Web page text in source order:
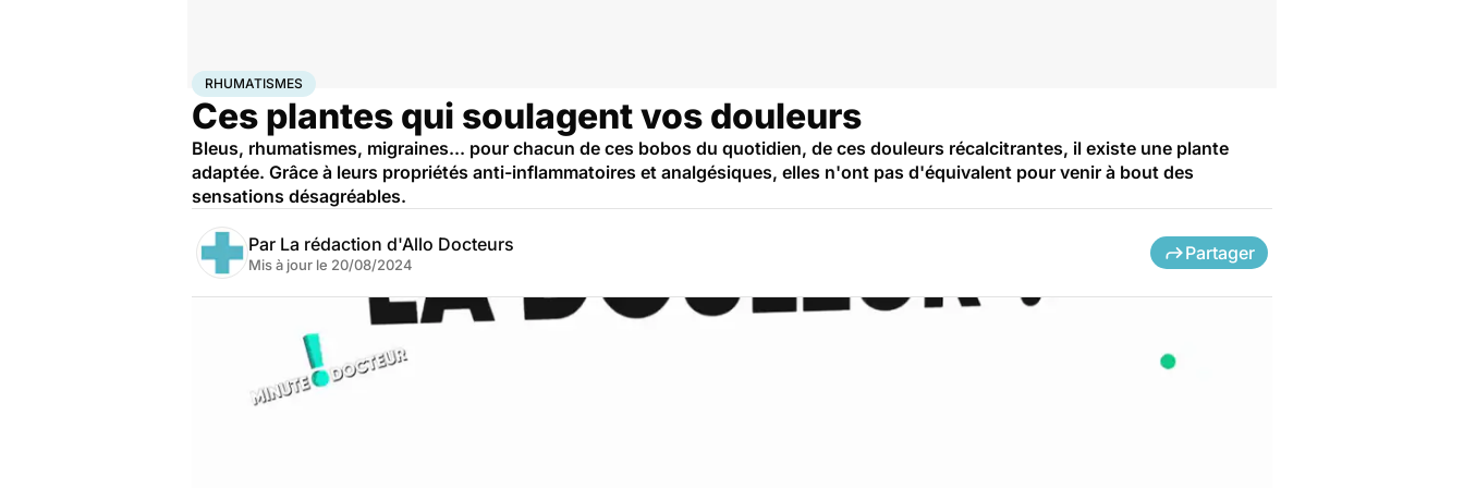
AccueilSantéRhumatismes
RHUMATISMES
Ces plantes qui soulagent vos douleurs
Bleus, rhumatismes, migraines... pour chacun de ces bobos du quotidien, de ces douleurs récalcitrantes, il existe une plante
adaptée. Grâce à leurs propriétés anti-inflammatoires et analgésiques, elles n'ont pas d'équivalent pour venir à bout des
sensations désagréables.
Par La rédaction d'Allo Docteurs
Mis à jour le 20/08/2024
Partager